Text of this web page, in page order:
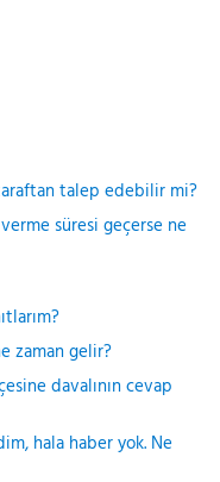
talep edebilir mi?
süresi geçerse ne
zaman gelir?
davalının cevap
hala haber yok. Ne